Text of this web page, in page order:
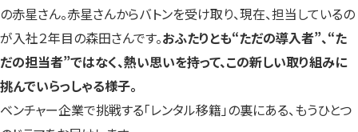
の赤星さん。赤星さんからバトンを受け取り、現在、担当しているの
が入社２年目の森田さんです。おふたりとも“ただの導入者”、“た
だの担当者”ではなく、熱い思いを持って、この新しい取り組みに
挑んでいらっしゃる様子。
ベンチャー企業で挑戦する「レンタル移籍」の裏にある、もうひとつ